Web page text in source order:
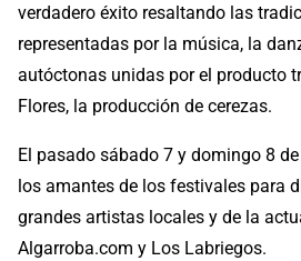
verdadero éxito resaltando las
representadas por la música, la
autóctonas unidas por el producto
Flores, la producción de cerezas.
El pasado sábado 7 y domingo 8
los amantes de los festivales para
grandes artistas locales y de la
Algarroba.com y Los Labriegos.